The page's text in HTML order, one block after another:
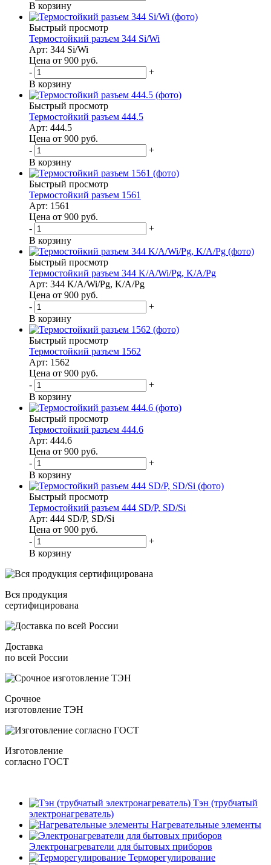
В корзину
Быстрый просмотр
Термостойкий разъем 344 Si/Wi
Арт: 344 Si/Wi
Цена от 900 руб.
-
+
В корзину
Быстрый просмотр
Термостойкий разъем 444.5
Арт: 444.5
Цена от 900 руб.
-
+
В корзину
Быстрый просмотр
Термостойкий разъем 1561
Арт: 1561
Цена от 900 руб.
-
+
В корзину
Быстрый просмотр
Термостойкий разъем 344 K/A/Wi/Pg, K/A/Pg
Арт: 344 K/A/Wi/Pg, K/A/Pg
Цена от 900 руб.
-
+
В корзину
Быстрый просмотр
Термостойкий разъем 1562
Арт: 1562
Цена от 900 руб.
-
+
В корзину
Быстрый просмотр
Термостойкий разъем 444.6
Арт: 444.6
Цена от 900 руб.
-
+
В корзину
Быстрый просмотр
Термостойкий разъем 444 SD/P, SD/Si
Арт: 444 SD/P, SD/Si
Цена от 900 руб.
-
+
В корзину
Вся продукция
сертифицирована
Доставка
по всей России
Срочное
изготовление ТЭН
Изготовление
согласно ГОСТ
Тэн (трубчатый
электронагреватель)
Нагревательные элементы
Электронагреватели для бытовых приборов
Терморегулирование